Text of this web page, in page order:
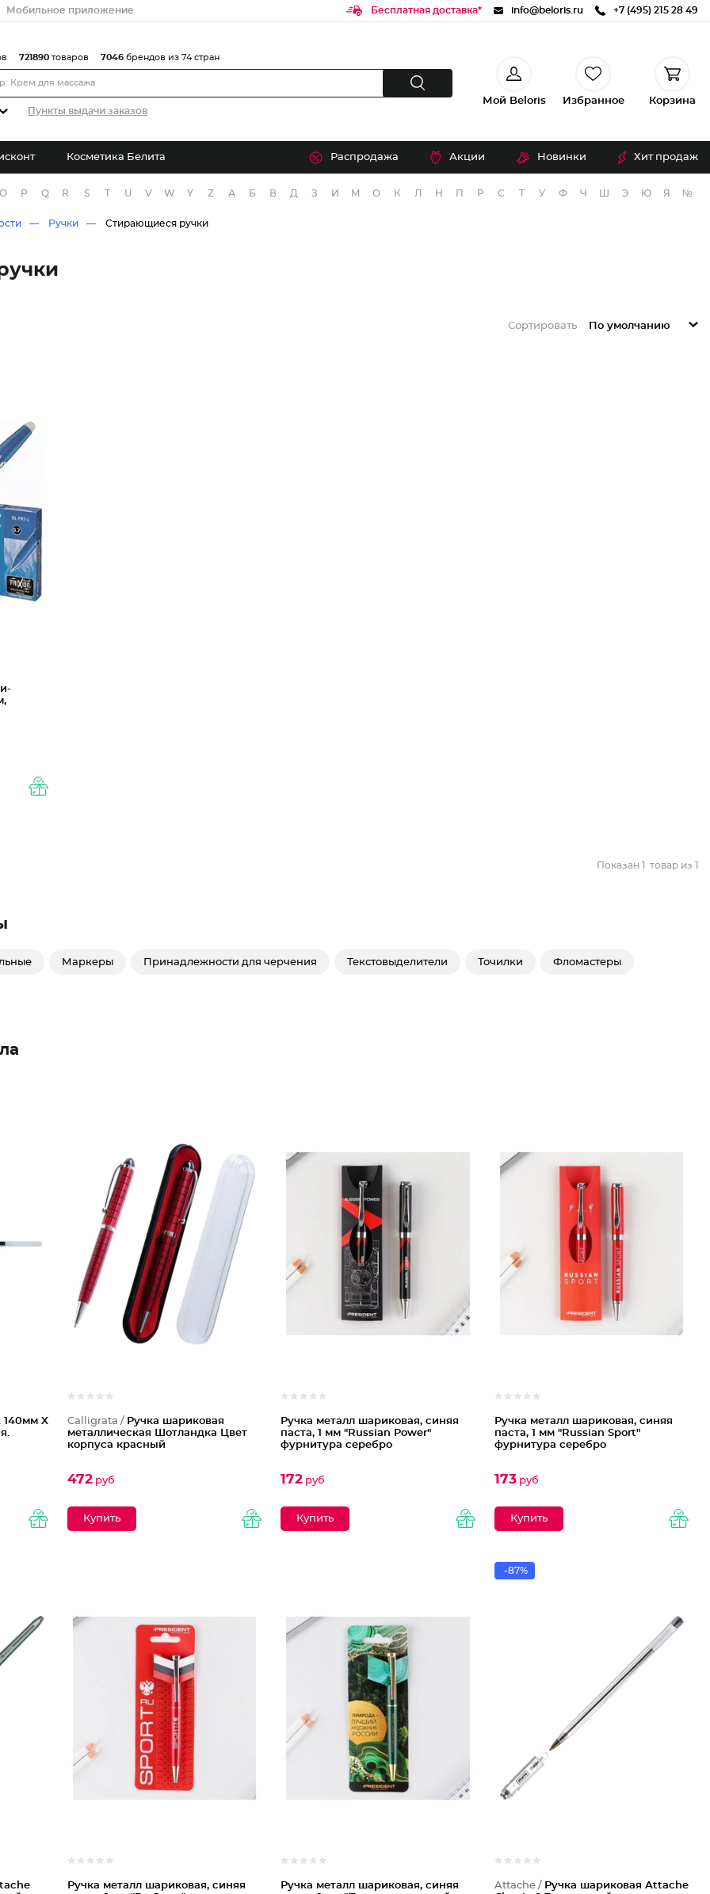
Мобильное приложение Бесплатная доставка* info@beloris.ru +7 (495) 215 28 49
Пункты выдачи заказов
721890 товаров 7046 брендов из 74 стран
Мой Beloris Избранное Корзина
Косметика Белита Распродажа Акции Новинки Хит продаж
O P Q R S T U V W Y Z А Б В Д З И М О К Л Н П Р С Т У Ф Ч Э Ю Я №
Ручки Стирающиеся ручки
Сортировать По умолчанию
Показан 1 товар из 1
Маркеры Принадлежности для черчения Текстовыделители Точилки Фломастеры
X
Calligrata / Ручка шариковая
металлическая Шотландка Цвет
корпуса красный
472руб
Ручка металл шариковая, синяя
паста, 1 мм "Russian Power"
фурнитура серебро
172 руб
Ручка металл шариковая, синяя
паста, 1 мм "Russian Sport"
фурнитура серебро
173руб
Ручка металл шариковая, синяя
Ручка металл шариковая, синяя
-87%
Attache / Ручка шариковая Attache